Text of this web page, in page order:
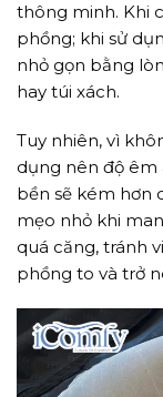
thông minh. Khi
phồng; khi sử
nhỏ gọn bằng
hay túi xách.
Tuy nhiên, vì
dụng nên độ êm
bền sẽ kém hơn
mẹo nhỏ khi
quá căng, tránh
phồng to và trở